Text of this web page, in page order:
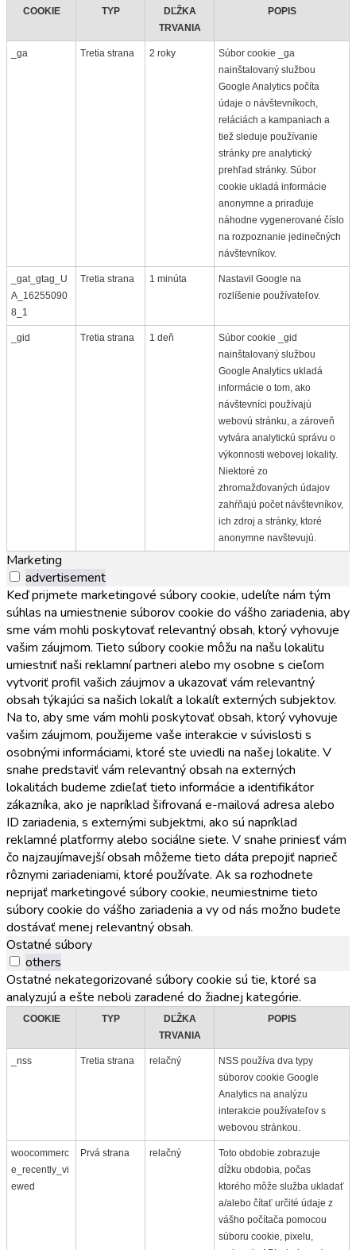
COOKIE TYP
DĽŽKA
TRVANIA
POPIS
_ga Tretia strana 2 roky
Súbor cookie _ga
nainštalovaný službou
Google Analytics počíta
údaje o návštevníkoch,
reláciách a kampaniach a
tiež sleduje používanie
stránky pre analytický
prehľad stránky. Súbor
cookie ukladá informácie
anonymne a priraďuje
náhodne vygenerované číslo
na rozpoznanie jedinečných
návštevníkov.
_gat_gtag_U
A_16255090
8_1
Tretia strana 1 minúta
Nastavil Google na
rozlíšenie používateľov.
_gid Tretia strana 1 deň
Súbor cookie _gid
nainštalovaný službou
Google Analytics ukladá
informácie o tom, ako
návštevníci používajú
webovú stránku, a zároveň
vytvára analytickú správu o
výkonnosti webovej lokality.
Niektoré zo
zhromažďovaných údajov
zahŕňajú počet návštevníkov,
ich zdroj a stránky, ktoré
anonymne navštevujú.
Marketing
advertisement
Keď prijmete marketingové súbory cookie, udelíte nám tým
súhlas na umiestnenie súborov cookie do vášho zariadenia, aby
sme vám mohli poskytovať relevantný obsah, ktorý vyhovuje
vašim záujmom. Tieto súbory cookie môžu na našu lokalitu
umiestniť naši reklamní partneri alebo my osobne s cieľom
vytvoriť profil vašich záujmov a ukazovať vám relevantný
obsah týkajúci sa našich lokalít a lokalít externých subjektov.
Na to, aby sme vám mohli poskytovať obsah, ktorý vyhovuje
vašim záujmom, použijeme vaše interakcie v súvislosti s
osobnými informáciami, ktoré ste uviedli na našej lokalite. V
snahe predstaviť vám relevantný obsah na externých
lokalitách budeme zdieľať tieto informácie a identifikátor
zákazníka, ako je napríklad šifrovaná e-mailová adresa alebo
ID zariadenia, s externými subjektmi, ako sú napríklad
reklamné platformy alebo sociálne siete. V snahe priniesť vám
čo najzaujímavejší obsah môžeme tieto dáta prepojiť naprieč
rôznymi zariadeniami, ktoré používate. Ak sa rozhodnete
neprijať marketingové súbory cookie, neumiestnime tieto
súbory cookie do vášho zariadenia a vy od nás možno budete
dostávať menej relevantný obsah.
Ostatné súbory
others
Ostatné nekategorizované súbory cookie sú tie, ktoré sa
analyzujú a ešte neboli zaradené do žiadnej kategórie.
COOKIE TYP
DĽŽKA
TRVANIA
POPIS
_nss Tretia strana relačný
NSS používa dva typy
súborov cookie Google
Analytics na analýzu
interakcie používateľov s
webovou stránkou.
woocommerc
e_recently_vi
ewed
Prvá strana relačný
Toto obdobie zobrazuje
dĺžku obdobia, počas
ktorého môže služba ukladať
a/alebo čítať určité údaje z
vášho počítača pomocou
súboru cookie, pixelu,